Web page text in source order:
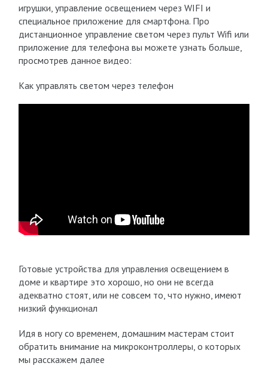
игрушки, управление освещением через WIFI и
специальное приложение для смартфона. Про
дистанционное управление светом через пульт Wifi или
приложение для телефона вы можете узнать больше,
просмотрев данное видео:
Как управлять светом через телефон
Готовые устройства для управления освещением в
доме и квартире это хорошо, но они не всегда
адекватно стоят, или не совсем то, что нужно, имеют
низкий функционал
Идя в ногу со временем, домашним мастерам стоит
обратить внимание на микроконтроллеры, о которых
мы расскажем далее